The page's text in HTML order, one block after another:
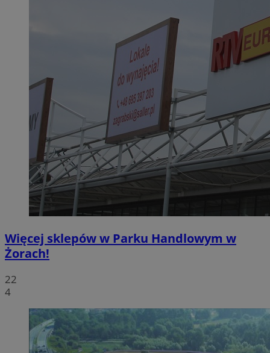
Więcej sklepów w Parku Handlowym w
Żorach!
22
4